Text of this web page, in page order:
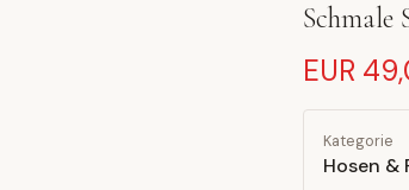
Schmale
EUR
Kategorie
Hosen &